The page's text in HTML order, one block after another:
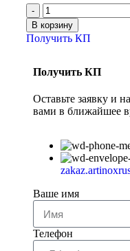
В корзину
Получить КП
Получить КП
Оставьте заявку и
вами в ближайшее
Ваше имя
Телефон